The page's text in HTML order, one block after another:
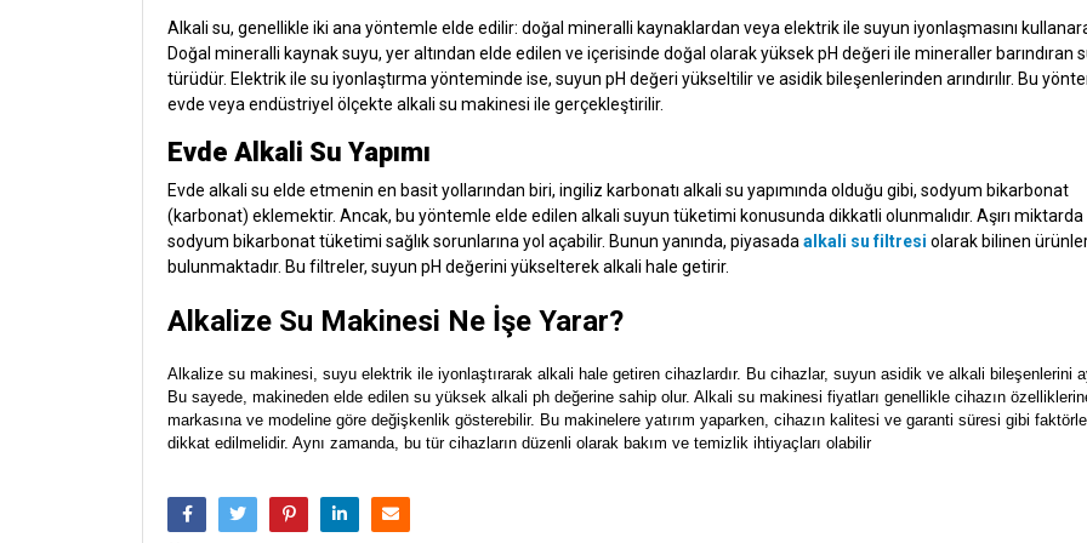
Alkali su, genellikle iki ana yöntemle elde edilir: doğal mineralli kaynaklardan veya elektrik ile suyun iyonlaşmasını
Doğal mineralli kaynak suyu, yer altından elde edilen ve içerisinde doğal olarak yüksek pH değeri ile mineraller barındıran
türüdür. Elektrik ile su iyonlaştırma yönteminde ise, suyun pH değeri yükseltilir ve asidik bileşenlerinden arındırılır. Bu
evde veya endüstriyel ölçekte alkali su makinesi ile gerçekleştirilir.
Evde Alkali Su Yapımı
Evde alkali su elde etmenin en basit yollarından biri, ingiliz karbonatı alkali su yapımında olduğu gibi, sodyum bikarbonat
(karbonat) eklemektir. Ancak, bu yöntemle elde edilen alkali suyun tüketimi konusunda dikkatli olunmalıdır. Aşırı miktarda
sodyum bikarbonat tüketimi sağlık sorunlarına yol açabilir. Bunun yanında, piyasada alkali su filtresi olarak bilinen
bulunmaktadır. Bu filtreler, suyun pH değerini yükselterek alkali hale getirir.
Alkalize Su Makinesi Ne İşe Yarar?
Alkalize su makinesi, suyu elektrik ile iyonlaştırarak alkali hale getiren cihazlardır. Bu cihazlar, suyun asidik ve alkali bileşenlerini
Bu sayede, makineden elde edilen su yüksek alkali ph değerine sahip olur. Alkali su makinesi fiyatları genellikle cihazın
markasına ve modeline göre değişkenlik gösterebilir. Bu makinelere yatırım yaparken, cihazın kalitesi ve garanti süresi gibi
dikkat edilmelidir. Aynı zamanda, bu tür cihazların düzenli olarak bakım ve temizlik ihtiyaçları olabilir